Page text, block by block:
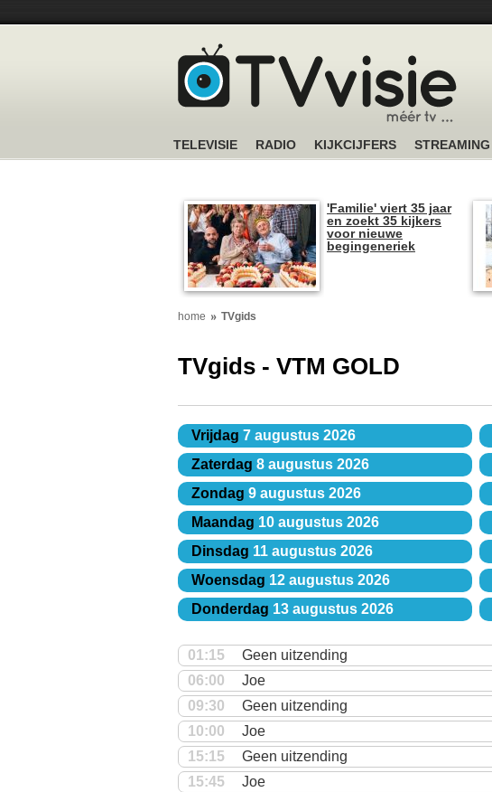
TELEVISIE RADIO KIJKCIJFERS STREAMING
'Familie' viert 35 jaar
en zoekt 35 kijkers
voor nieuwe
begingeneriek
home TVgids
TVgids - VTM GOLD
Vrijdag 7 augustus 2026
Zaterdag 8 augustus 2026
Zondag 9 augustus 2026
Maandag 10 augustus 2026
Dinsdag 11 augustus 2026
Woensdag 12 augustus 2026
Donderdag 13 augustus 2026
01:15
Geen uitzending
06:00
Joe
09:30
Geen uitzending
10:00
Joe
15:15
Geen uitzending
15:45
Joe